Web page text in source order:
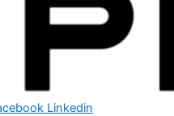
Linkedin